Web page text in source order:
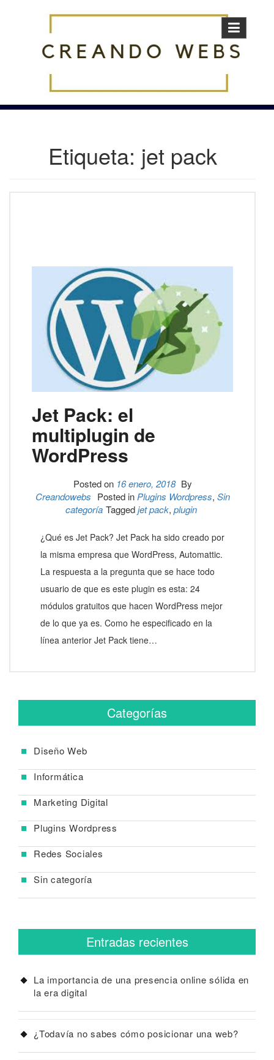
Etiqueta: jet pack
Jet Pack: el
multiplugin de
WordPress
Posted on 16 enero, 2018 By
Creandowebs Posted inPlugins Wordpress, Sin
categoría Taggedjet pack, plugin
¿Qué es Jet Pack? Jet Pack ha sido creado por
la misma empresa que WordPress, Automattic.
La respuesta a la pregunta que se hace todo
usuario de que es este plugin es esta: 24
módulos gratuitos que hacen WordPress mejor
de lo que ya es. Como he especificado en la
línea anterior Jet Pack tiene…
Categorías
Diseño Web
Informática
Marketing Digital
Plugins Wordpress
Redes Sociales
Sin categoría
Entradas recientes
La importancia de una presencia online sólida en
la era digital
¿Todavía no sabes cómo posicionar una web?